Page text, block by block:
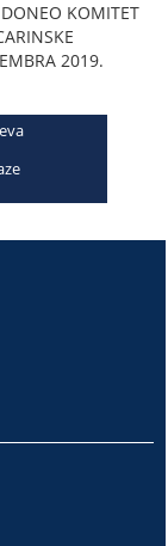
DONEO KOMITET
2019.